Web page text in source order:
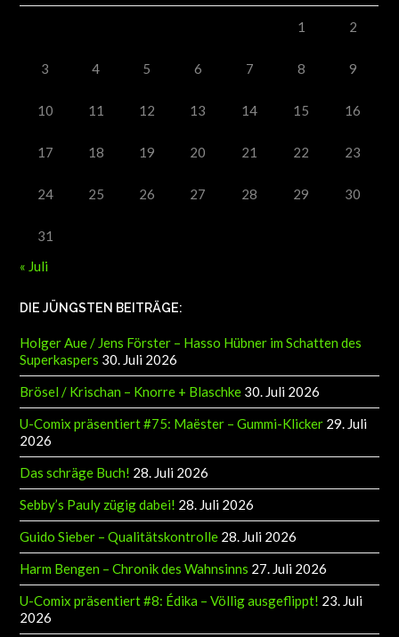
1 2
3 4 5 6 7 8 9
10 11 12 13 14 15 16
17 18 19 20 21 22 23
24 25 26 27 28 29 30
31
« Juli
DIE JÜNGSTEN BEITRÄGE:
Holger Aue / Jens Förster – Hasso Hübner im Schatten des
Superkaspers 30. Juli 2026
Brösel / Krischan – Knorre + Blaschke
30. Juli 2026
U-Comix präsentiert #75: Maëster – Gummi-Klicker
29. Juli
2026
Das schräge Buch! 28. Juli 2026
Sebby’s Pauly zügig dabei! 28. Juli 2026
Guido Sieber – Qualitätskontrolle
28. Juli 2026
Harm Bengen – Chronik des Wahnsinns
27. Juli 2026
U-Comix präsentiert #8: Édika – Völlig ausgeflippt! 23. Juli
2026